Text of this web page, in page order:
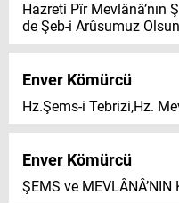
Hazreti Pîr Mevlânâ’nın
de Şeb-i Arûsumuz Olsun
Enver Kömürcü
Hz.Şems-i Tebrizi,Hz.
Enver Kömürcü
ŞEMS ve MEVLÂNÂ’NIN